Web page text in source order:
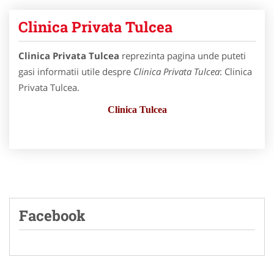
Clinica Privata Tulcea
Clinica Privata Tulcea reprezinta pagina unde puteti
gasi informatii utile despre Clinica Privata Tulcea: Clinica
Privata Tulcea.
Clinica Tulcea
Facebook